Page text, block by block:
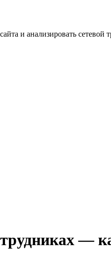
и анализировать сетевой
—